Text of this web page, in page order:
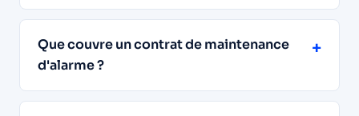
Que couvre un contrat de maintenance
d'alarme ?
+